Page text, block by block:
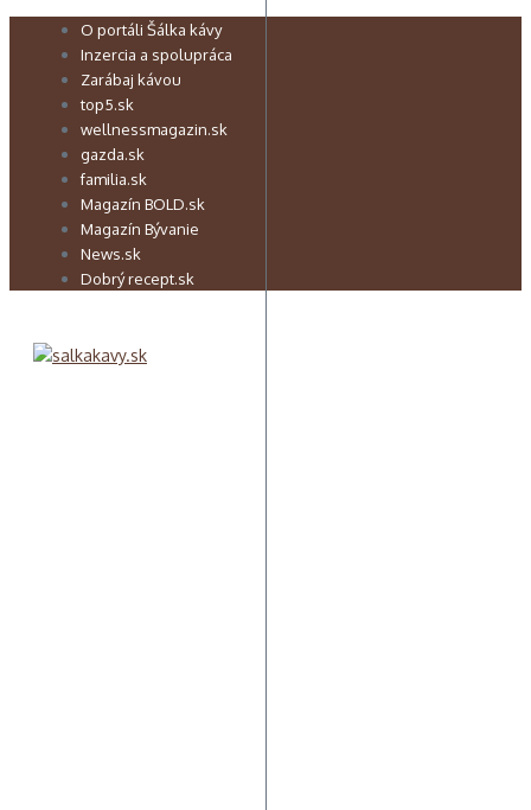
Preskočiť O portáli Šálka kávy
Inzercia a spolupráca
Zarábaj kávou
top5.sk
wellnessmagazin.sk
gazda.sk
familia.sk
Magazín BOLD.sk
Magazín Bývanie
News.sk
Dobrý recept.sk